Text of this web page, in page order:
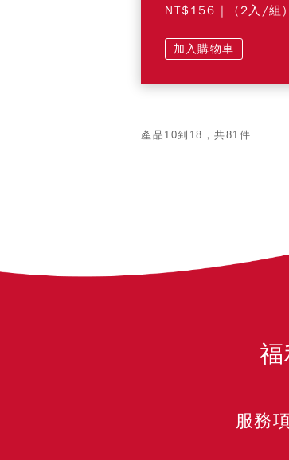
NT$156 | (2入/組)
加入購物車
產品10到18，共81件
服務